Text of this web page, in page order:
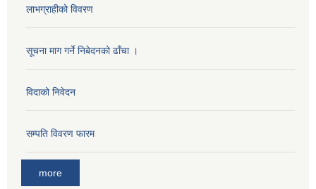
लाभग्राहीको विवरण
सूचना माग गर्ने निबेदनको ढाँचा ।
विदाको निवेदन
सम्पति विवरण फारम
more